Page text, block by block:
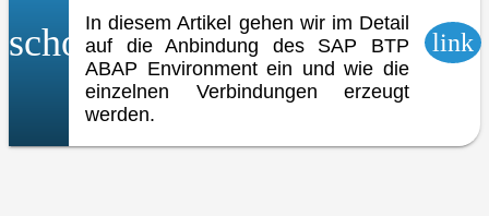
schoolIn diesem Artikel gehen wir im Detail
auf die Anbindung des SAP BTP
ABAP Environment ein und wie die
einzelnen Verbindungen erzeugt
werden.
link